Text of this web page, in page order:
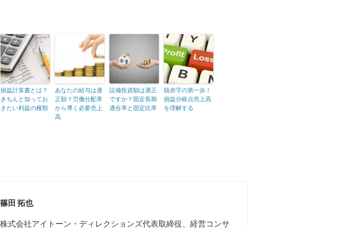
損益計算書とは？
きちんと知ってお
きたい利益の種類
あなたの給与は適
正額？労働分配率
から導く必要売上
高
設備投資額は適正
ですか？固定長期
適合率と固定比率
脱赤字の第一歩！
損益分岐点売上高
を理解する
篠田 拓也
株式会社アイトーン・ディレクションズ代表取締役、経営コンサ